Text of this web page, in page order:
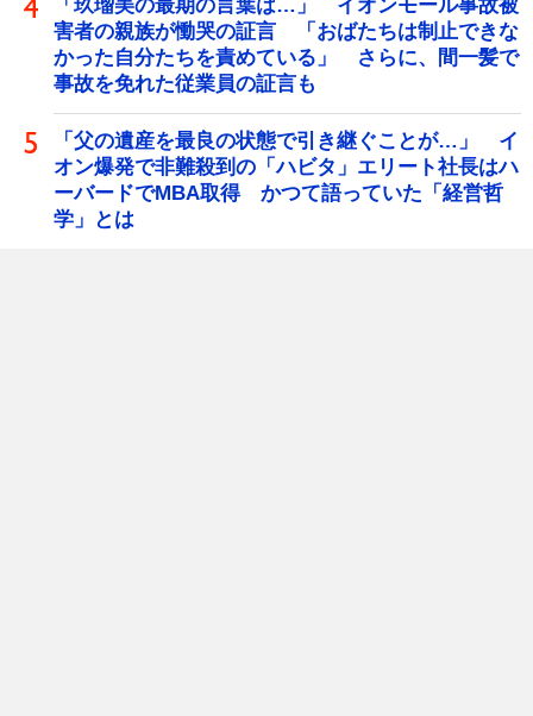
「玖瑠美の最期の言葉は…」 イオンモール事故被
害者の親族が慟哭の証言 「おばたちは制止できな
かった自分たちを責めている」 さらに、間一髪で
事故を免れた従業員の証言も
「父の遺産を最良の状態で引き継ぐことが…」 イ
オン爆発で非難殺到の「ハビタ」エリート社長はハ
ーバードでMBA取得 かつて語っていた「経営哲
学」とは